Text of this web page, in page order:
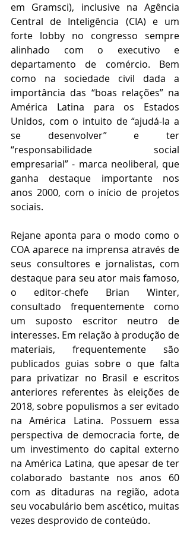
em Gramsci), inclusive na Agência
Central de Inteligência (CIA) e um
forte lobby no congresso sempre
alinhado com o executivo e
departamento de comércio. Bem
como na sociedade civil dada a
importância das “boas relações” na
América Latina para os Estados
Unidos, com o intuito de “ajudá-la a
se desenvolver” e ter
“responsabilidade social
empresarial” - marca neoliberal, que
ganha destaque importante nos
anos 2000, com o início de projetos
sociais.
Rejane aponta para o modo como o
COA aparece na imprensa através de
seus consultores e jornalistas, com
destaque para seu ator mais famoso,
o editor-chefe Brian Winter,
consultado frequentemente como
um suposto escritor neutro de
interesses. Em relação à produção de
materiais, frequentemente são
publicados guias sobre o que falta
para privatizar no Brasil e escritos
anteriores referentes às eleições de
2018, sobre populismos a ser evitado
na América Latina. Possuem essa
perspectiva de democracia forte, de
um investimento do capital externo
na América Latina, que apesar de ter
colaborado bastante nos anos 60
com as ditaduras na região, adota
seu vocabulário bem ascético, muitas
vezes desprovido de conteúdo.